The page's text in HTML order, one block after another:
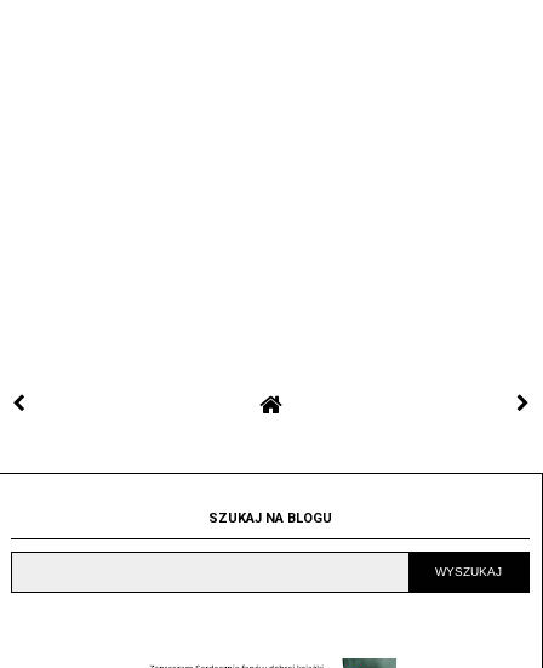
SZUKAJ NA BLOGU